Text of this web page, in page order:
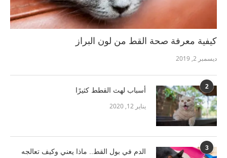
كيفية معرفة صحة القط من لون البراز
ديسمبر 2, 2019
2 أسباب لهث القطط كثيرًا
يناير 12, 2020
3 الدم في بول القط.. ماذا يعني وكيف تعالجه